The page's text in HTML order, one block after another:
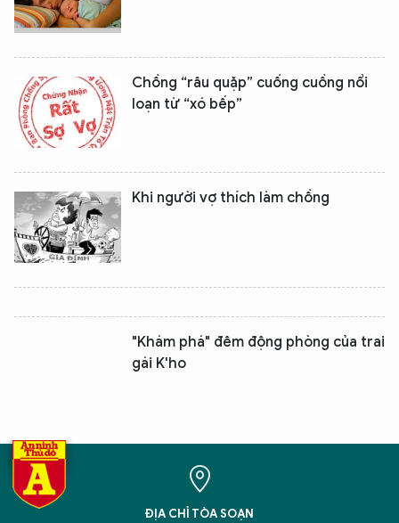
Chồng “râu quặp” cuống cuồng nổi
loạn từ “xó bếp”
Khi người vợ thích làm chồng
"Khám phá" đêm động phòng của trai
gái K'ho
ĐỊA CHỈ TÒA SOẠN